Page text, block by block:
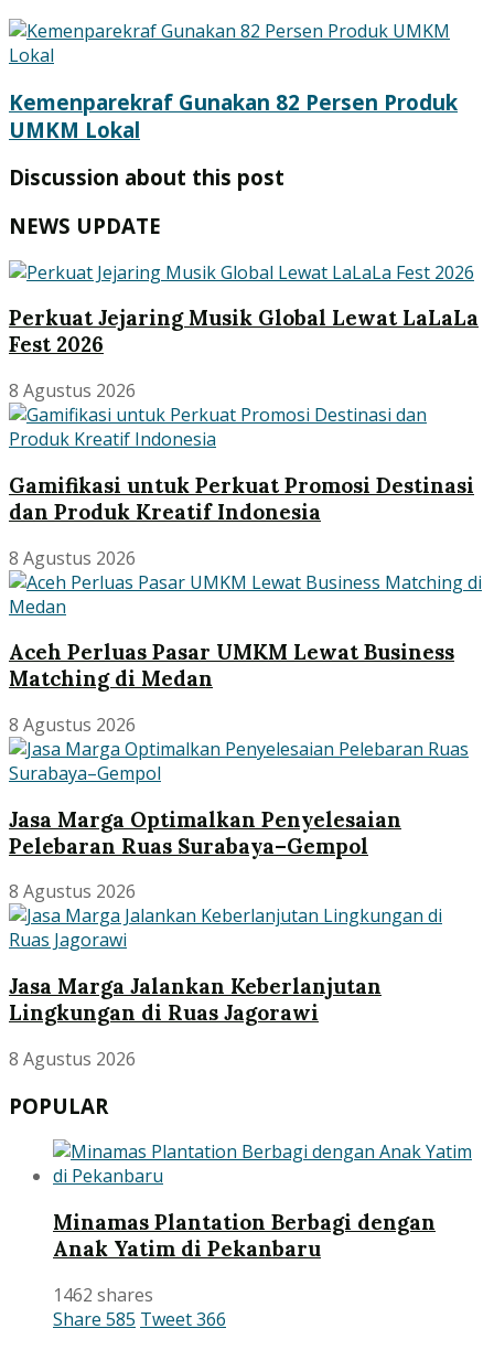
Kemenparekraf Gunakan 82 Persen Produk
UMKM Lokal
Discussion about this post
NEWS UPDATE
Perkuat Jejaring Musik Global Lewat LaLaLa
Fest 2026
8 Agustus 2026
Gamifikasi untuk Perkuat Promosi Destinasi
dan Produk Kreatif Indonesia
8 Agustus 2026
Aceh Perluas Pasar UMKM Lewat Business
Matching di Medan
8 Agustus 2026
Jasa Marga Optimalkan Penyelesaian
Pelebaran Ruas Surabaya–Gempol
8 Agustus 2026
Jasa Marga Jalankan Keberlanjutan
Lingkungan di Ruas Jagorawi
8 Agustus 2026
POPULAR
Minamas Plantation Berbagi dengan
Anak Yatim di Pekanbaru
1462 shares
Share 585 Tweet366